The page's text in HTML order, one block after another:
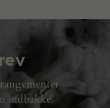
indbakke.